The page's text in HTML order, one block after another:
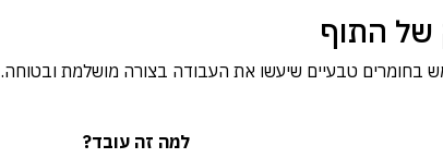
של התוף
בחומרים טבעיים שיעשו את העבודה בצורה מושלמת
למה זה עובד?